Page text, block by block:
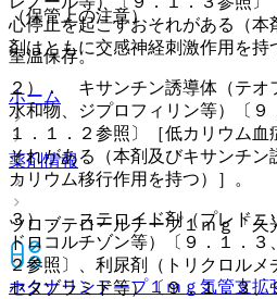
（保管上の注意）
室温保存。
ホーム
薬剤情報
ツロブテロールテープ１ｍｇ「久
ホクナリンテープ１ｍｇ 気管支拡
心停止を起こすおそれがある（本
剤はともに交感神経刺激作用を持
２）． キサンチン誘導体（テオ
水和物、ジプロフィリン等）〔９
１．１．２参照〕［低カリウム
それがある（本剤及びキサンチ
カリウム移行作用を持つ）］。
３）． ステロイド剤（プレドニ
ドロコルチゾン等）〔９．１．３
２参照〕、利尿剤（トリクロル
セタゾラミド等）〔９．１．３、